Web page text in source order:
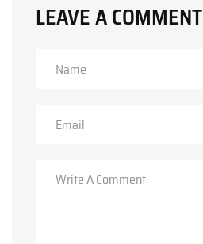
LEAVE A COMMENT